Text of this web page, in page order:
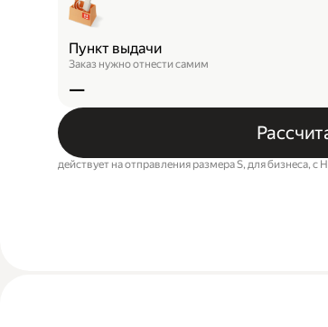
Пункт выдачи
Заказ нужно отнести самим
—
действует на отправления размера S, для бизнеса, c